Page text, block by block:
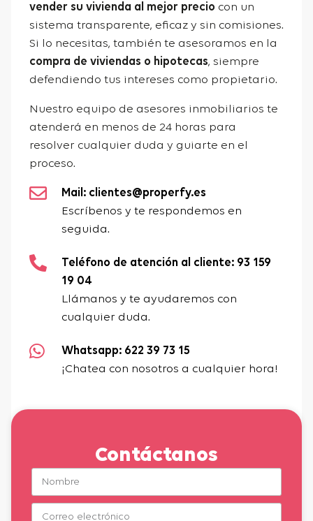
vender su vivienda al mejor precio con un
sistema transparente, eficaz y sin comisiones.
Si lo necesitas, también te asesoramos en la
compra de viviendas o hipotecas, siempre
defendiendo tus intereses como propietario.
Nuestro equipo de asesores inmobiliarios te
atenderá en menos de 24 horas para
resolver cualquier duda y guiarte en el
proceso.
Mail: clientes@properfy.es
Escríbenos y te respondemos en
seguida.
Teléfono de atención al cliente: 93 159
19 04
Llámanos y te ayudaremos con
cualquier duda.
Whatsapp: 622 39 73 15
¡Chatea con nosotros a cualquier hora!
Contáctanos